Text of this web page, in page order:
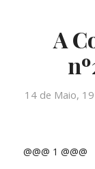
A
14 de Maio,
@@@ 1 @@@